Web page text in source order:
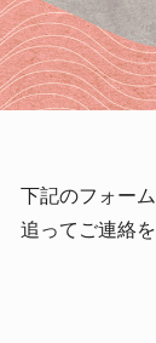
下記のフォー
追ってご連絡